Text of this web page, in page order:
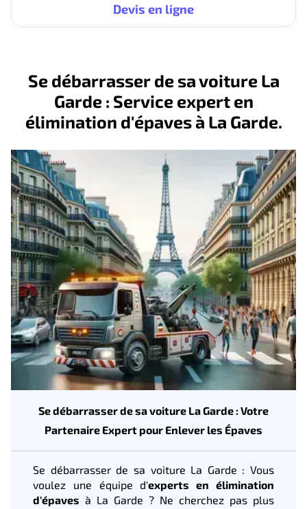
Devis en ligne
Se débarrasser de sa voiture La
Garde : Service expert en
élimination d'épaves à La Garde.
Se débarrasser de sa voiture La Garde : Votre
Partenaire Expert pour Enlever les Épaves
Se débarrasser de sa voiture La Garde : Vous
voulez une équipe d'experts en élimination
d'épaves à La Garde ? Ne cherchez pas plus